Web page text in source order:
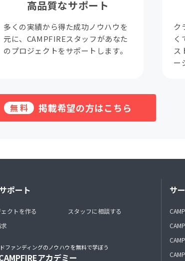
高品質なサポート
多くの実績から得た成功ノウハウを
元に、CAMPFIREスタッフがあなた
のプロジェクトをサポートします。
ク
く
ス
ー
無料 掲載希望の方はこちら
ポート
クトを作る
スタッフに相談する
ファンディングのノウハウを無料で学ぼう
アカデミー
サ